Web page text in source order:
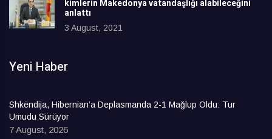
kimlerin Makedonya vatandaşlığı alabileceğini
anlattı
3 August, 2021
Yeni Haber
Shkëndija, Hibernian’a Deplasmanda 2-1 Mağlup Oldu: Tur
Umudu Sürüyor
7 August, 2026